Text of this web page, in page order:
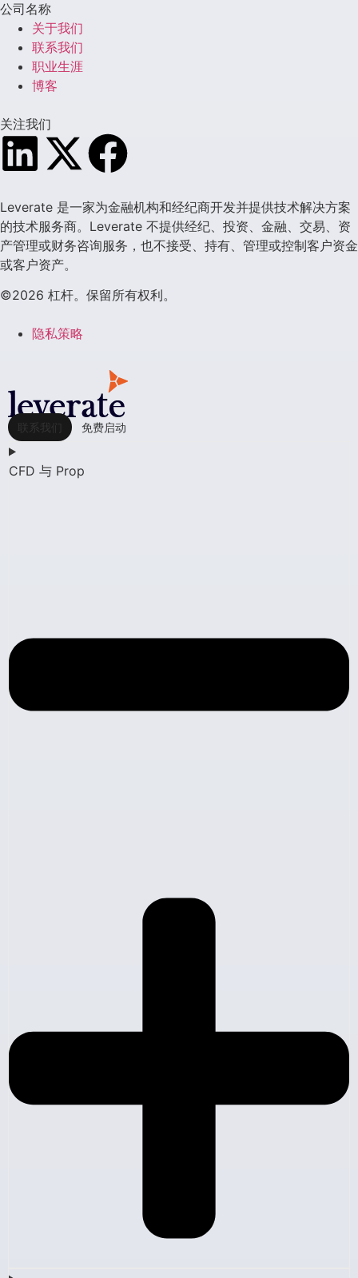
公司名称
关于我们
联系我们
职业生涯
博客
关注我们
Leverate 是一家为金融机构和经纪商开发并提供技术解决方案
的技术服务商。Leverate 不提供经纪、投资、金融、交易、资
产管理或财务咨询服务，也不接受、持有、管理或控制客户资金
或客户资产。
©2026 杠杆。保留所有权利。
隐私策略
联系我们 免费启动
CFD 与 Prop